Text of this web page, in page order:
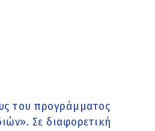
του προγράμματος
Σε διαφορετική